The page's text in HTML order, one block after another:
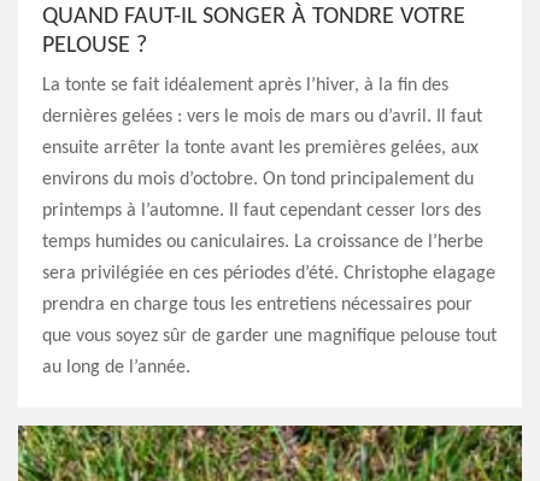
QUAND FAUT-IL SONGER À TONDRE VOTRE
PELOUSE ?
La tonte se fait idéalement après l’hiver, à la fin des
dernières gelées : vers le mois de mars ou d’avril. Il faut
ensuite arrêter la tonte avant les premières gelées, aux
environs du mois d’octobre. On tond principalement du
printemps à l’automne. Il faut cependant cesser lors des
temps humides ou caniculaires. La croissance de l’herbe
sera privilégiée en ces périodes d’été. Christophe elagage
prendra en charge tous les entretiens nécessaires pour
que vous soyez sûr de garder une magnifique pelouse tout
au long de l’année.